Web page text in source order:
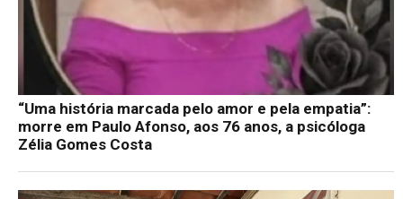
“Uma história marcada pelo amor e pela empatia”:
morre em Paulo Afonso, aos 76 anos, a psicóloga
Zélia Gomes Costa